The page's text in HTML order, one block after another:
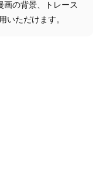
画の背景、トレース
いただけます。